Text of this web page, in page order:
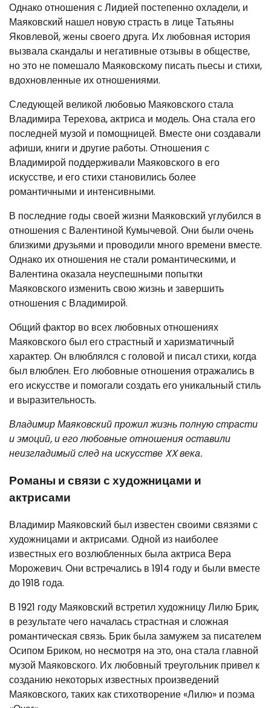
Однако отношения с Лидией постепенно охладели, и
Маяковский нашел новую страсть в лице Татьяны
Яковлевой, жены своего друга. Их любовная история
вызвала скандалы и негативные отзывы в обществе,
но это не помешало Маяковскому писать пьесы и стихи,
вдохновленные их отношениями.
Следующей великой любовью Маяковского стала
Владимира Терехова, актриса и модель. Она стала его
последней музой и помощницей. Вместе они создавали
афиши, книги и другие работы. Отношения с
Владимирой поддерживали Маяковского в его
искусстве, и его стихи становились более
романтичными и интенсивными.
В последние годы своей жизни Маяковский углубился в
отношения с Валентиной Кумычевой. Они были очень
близкими друзьями и проводили много времени вместе.
Однако их отношения не стали романтическими, и
Валентина оказала неуспешными попытки
Маяковского изменить свою жизнь и завершить
отношения с Владимирой.
Общий фактор во всех любовных отношениях
Маяковского был его страстный и харизматичный
характер. Он влюблялся с головой и писал стихи, когда
был влюблен. Его любовные отношения отражались в
его искусстве и помогали создать его уникальный стиль
и выразительность.
Владимир Маяковский прожил жизнь полную страсти
и эмоций, и его любовные отношения оставили
неизгладимый след на искусстве XX века.
Романы и связи с художницами и
актрисами
Владимир Маяковский был известен своими связями с
художницами и актрисами. Одной из наиболее
известных его возлюбленных была актриса Вера
Морожевич. Они встречались в 1914 году и были вместе
до 1918 года.
В 1921 году Маяковский встретил художницу Лилю Брик,
в результате чего началась страстная и сложная
романтическая связь. Брик была замужем за писателем
Осипом Бриком, но несмотря на это, она стала главной
музой Маяковского. Их любовный треугольник привел к
созданию некоторых известных произведений
Маяковского, таких как стихотворение «Лилю» и поэма